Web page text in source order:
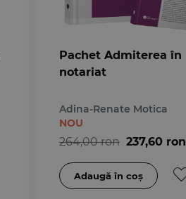
Pachet Admiterea în
notariat
Adina-Renate Motica
NOU
264,00 ron 237,60 ron